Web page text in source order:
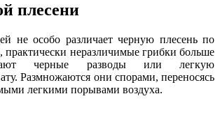
плесени
не особо различает черную плесень по
неразличимые грибки больше
черные разводы или легкую
Размножаются они спорами, переносясь
легкими порывами воздуха.